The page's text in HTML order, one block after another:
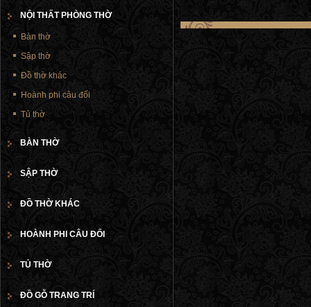
NỘI THẤT PHÒNG THỜ
Bàn thờ
Sập thờ
Đồ thờ khác
Hoành phi câu đối
Tủ thờ
BÀN THỜ
SẬP THỜ
ĐỒ THỜ KHÁC
HOÀNH PHI CÂU ĐỐI
TỦ THỜ
ĐỒ GỖ TRANG TRÍ